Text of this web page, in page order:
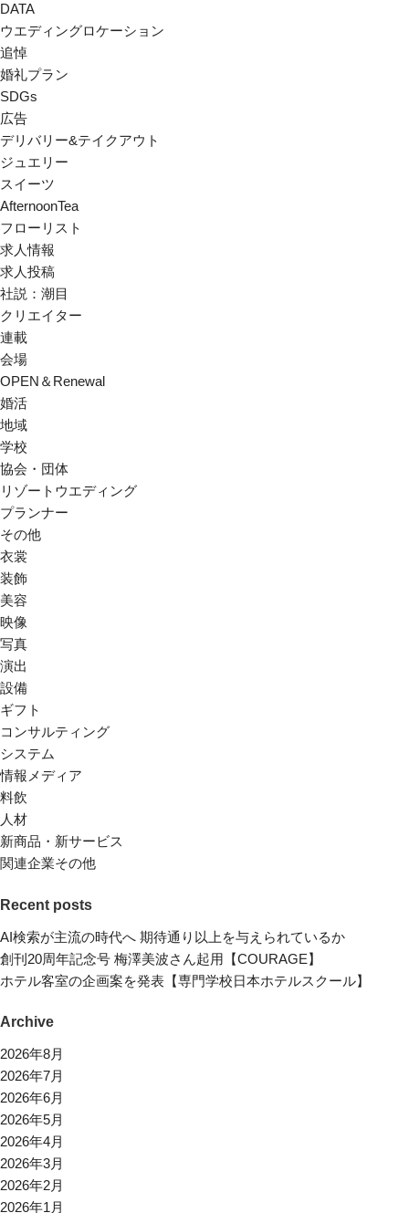
DATA
ウエディングロケーション
追悼
婚礼プラン
SDGs
広告
デリバリー&テイクアウト
ジュエリー
スイーツ
AfternoonTea
フローリスト
求人情報
求人投稿
社説：潮目
クリエイター
連載
会場
OPEN＆Renewal
婚活
地域
学校
協会・団体
リゾートウエディング
プランナー
その他
衣裳
装飾
美容
映像
写真
演出
設備
ギフト
コンサルティング
システム
情報メディア
料飲
人材
新商品・新サービス
関連企業その他
Recent posts
AI検索が主流の時代へ 期待通り以上を与えられているか
創刊20周年記念号 梅澤美波さん起用【COURAGE】
ホテル客室の企画案を発表【専門学校日本ホテルスクール】
Archive
2026年8月
2026年7月
2026年6月
2026年5月
2026年4月
2026年3月
2026年2月
2026年1月